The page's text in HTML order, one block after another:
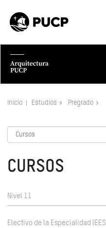
Inicio Estudios Pregrado
CURSOS
Nivel 11
Electivo de la Especialidad (EES)